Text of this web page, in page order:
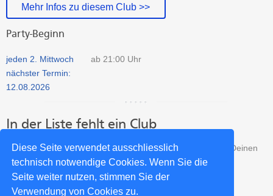
Diese Seite verwendet ausschliesslich
technisch notwendige Cookies. Wenn Sie die
Seite weiter nutzen, stimmen Sie der
Verwendung von Cookies zu.
Mehr Infos zu diesem Club >>
Party-Beginn
jeden 2. Mittwoch
nächster Termin:
12.08.2026
ab 21:00 Uhr
In der Liste fehlt ein Club
Fehlt ein Club aus Augsburg in unserer Liste? Dann trage Deinen
Club kostenlos in unser Verzeichnis ein:
Salsa Club neu eintragen >>